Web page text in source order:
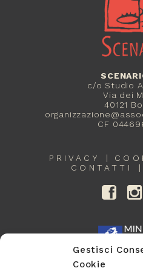
Gestisci
Cookie
c/o Studio
Via dei
40121
CF
PRIVACY
CONTATTI